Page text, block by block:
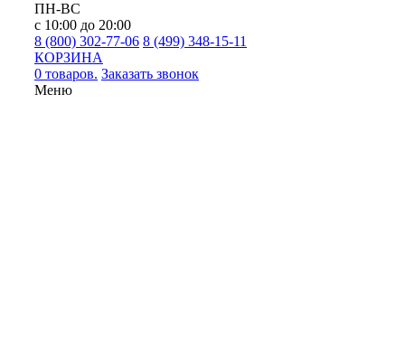
ПН-ВС
с 10:00 до 20:00
8 (800) 302-77-06 8 (499) 348-15-11
КОРЗИНА
0 товаров. Заказать звонок
Меню